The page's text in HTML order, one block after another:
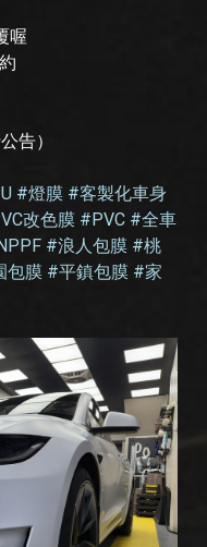
喔
告）
#燈膜 #客製化車身
改色膜 #PVC #全車
#浪人包膜 #桃
包膜 #平鎮包膜 #家